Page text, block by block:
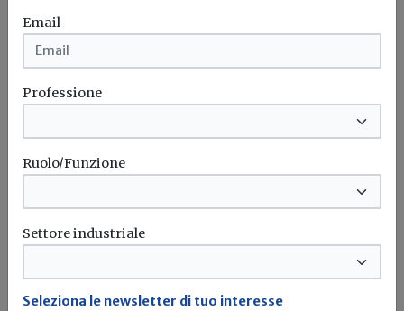
Direttiva “Case Green”,
recepimento rapido e sostenibile della
EPBD
Antonio Lombardi: “Servono regole chiare, tempi certi e
Email
Professione
Ruolo/Funzione
Settore industriale
Seleziona le newsletter di tuo interesse